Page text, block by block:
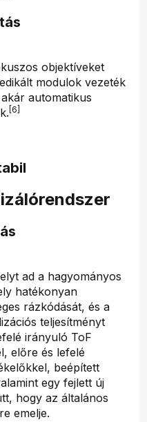
objektíveket
modulok vezeték
automatikus
[6]
ad a hagyományos
hatékonyan
rázkódását, és a
teljesítményt
irányuló ToF
előre és lefelé
beépített
egy fejlett új
hogy az általános
emelje.